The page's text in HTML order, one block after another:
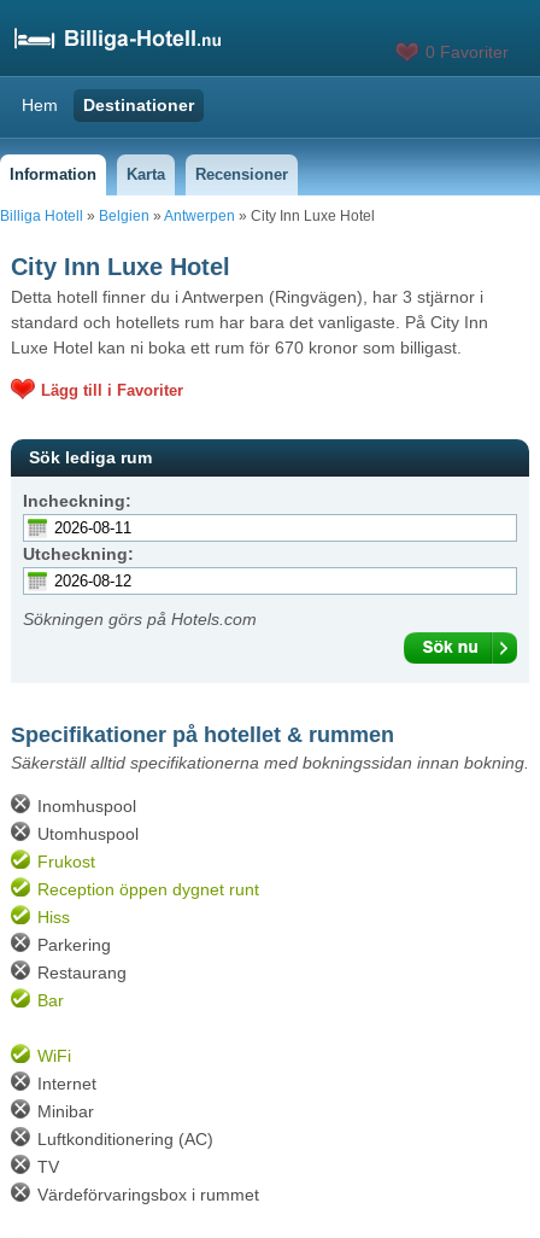
0 Favoriter
Hem Destinationer
Information Karta Recensioner
Billiga Hotell » Belgien » Antwerpen » City Inn Luxe Hotel
City Inn Luxe Hotel
Detta hotell finner du i Antwerpen (Ringvägen), har 3 stjärnor i
standard och hotellets rum har bara det vanligaste. På City Inn
Luxe Hotel kan ni boka ett rum för 670 kronor som billigast.
Lägg till i Favoriter
Sök lediga rum
Incheckning:
Utcheckning:
Sökningen görs på Hotels.com
Specifikationer på hotellet & rummen
Säkerställ alltid specifikationerna med bokningssidan innan bokning.
Inomhuspool
Utomhuspool
Frukost
Reception öppen dygnet runt
Hiss
Parkering
Restaurang
Bar
WiFi
Internet
Minibar
Luftkonditionering (AC)
TV
Värdeförvaringsbox i rummet